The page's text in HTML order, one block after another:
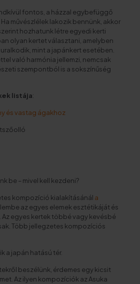
fontos, a házzal egybefüggő
művészlélek lakozik bennünk, akkor
hozhatunk létre egyedi kerti
olyan kertet választani, amelyben
mint a japánkert esetében.
való harmónia jellemzi, nemcsak
szempontból is a sokszínűség
listája:
és vastag ágakhoz
be – mivel kell kezdeni?
kompozíció kialakításánál a
az egyes elemek esztétikáját és
egyes kertek többé vagy kevésbé
Több jellegzetes kompozíciós
a japán hatású tér.
beszélünk, érdemes egy kicsit
Az ilyen kompozíciók az Asuka